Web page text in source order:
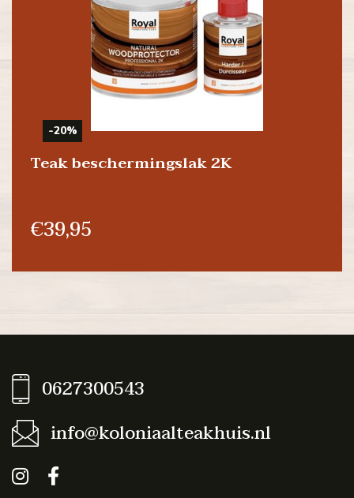
-20%
Teak beschermingslak 2K
€39,95
0627300543
info@koloniaalteakhuis.nl